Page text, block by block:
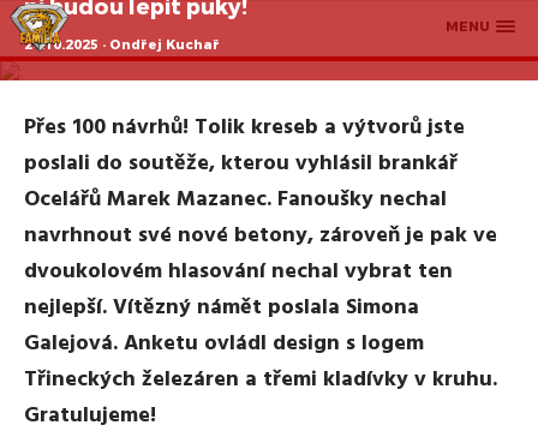
MENU
ni budou lepit puky!
24.10.2025 · Ondřej Kuchař
Přes 100 návrhů! Tolik kreseb a výtvorů jste
poslali do soutěže, kterou vyhlásil brankář
Ocelářů Marek Mazanec. Fanoušky nechal
navrhnout své nové betony, zároveň je pak ve
dvoukolovém hlasování nechal vybrat ten
nejlepší. Vítězný námět poslala Simona
Galejová. Anketu ovládl design s logem
Třineckých železáren a třemi kladívky v kruhu.
Gratulujeme!